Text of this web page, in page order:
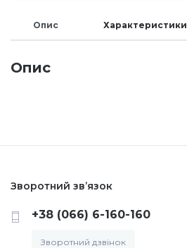
Бульонки
Блискітки (пісок для нігтів)
Каміфубукі (конфетті)
Опис Характеристики
Опис
Зворотний зв’язок
+38 (066) 6-160-160
Зворотний дзвінок